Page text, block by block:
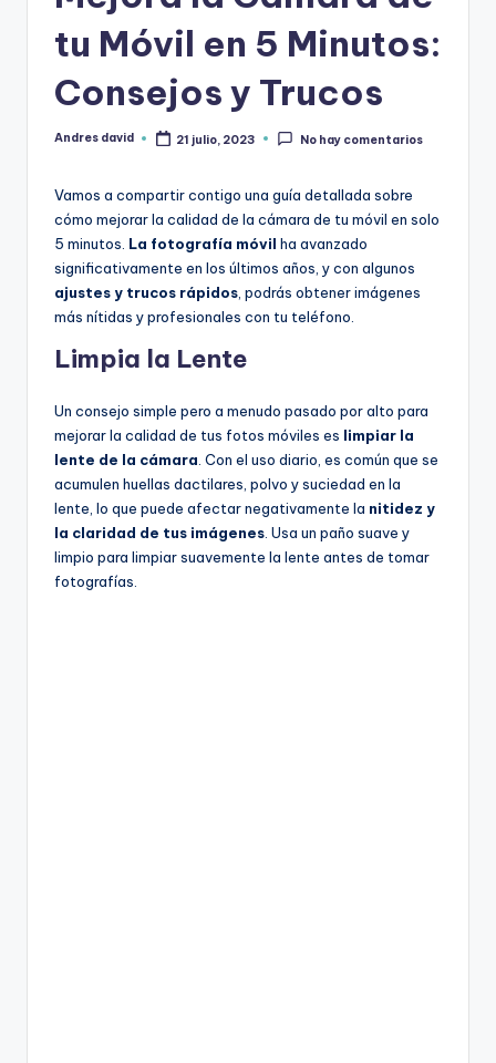
tu Móvil en 5 Minutos:
Consejos y Trucos
Publicado
Andres david 21 julio, 2023 No hay comentarios
Vamos a compartir contigo una guía detallada sobre
cómo mejorar la calidad de la cámara de tu móvil en solo
5 minutos. La fotografía móvil ha avanzado
significativamente en los últimos años, y con algunos
ajustes y trucos rápidos , podrás obtener imágenes
más nítidas y profesionales con tu teléfono.
Limpia la Lente
Un consejo simple pero a menudo pasado por alto para
mejorar la calidad de tus fotos móviles es limpiar la
lente de la cámara . Con el uso diario, es común que se
acumulen huellas dactilares, polvo y suciedad en la
lente, lo que puede afectar negativamente la nitidez y
la claridad de tus imágenes . Usa un paño suave y
limpio para limpiar suavemente la lente antes de tomar
fotografías.